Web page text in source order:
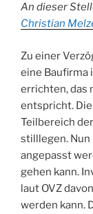
An dieser
Christian
Zu einer
eine Baufirma
errichten, das
entspricht.
Teilbereich
stilllegen. Nun
angepasst
gehen kann.
laut OVZ
werden kann.